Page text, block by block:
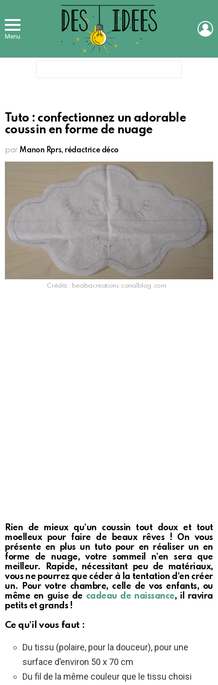
Menu
Tuto : confectionnez un adorable
coussin en forme de nuage
par Manon Rprs, rédactrice déco
Crédits : beabacreations.canalblog.com
Rien de mieux qu’un coussin tout doux et tout
moelleux pour faire de beaux rêves ! On vous
présente en plus un tuto pour en réaliser un en
forme de nuage, votre sommeil n’en sera que
meilleur. Rapide, nécessitant peu de matériaux,
vous ne pourrez que céder à la tentation d’en créer
un. Pour votre chambre, celle de vos enfants, ou
même en guise de cadeau de naissance, il ravira
petits et grands !
Ce qu’il vous faut :
Du tissu (polaire, pour la douceur), pour une
surface d’environ 50 x 70 cm
Du fil de la même couleur que le tissu choisi